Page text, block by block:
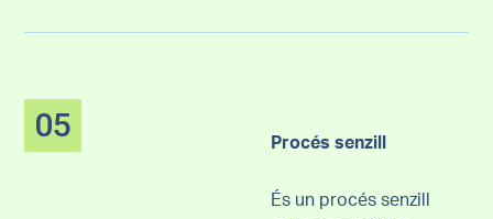
05 Procés senzill
És un procés senzill